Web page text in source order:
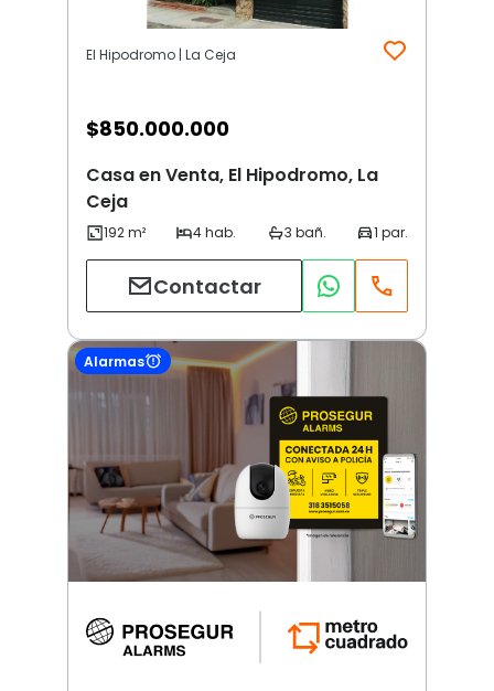
El Hipodromo | La Ceja
$850.000.000
Casa en Venta, El Hipodromo, La
Ceja
Contactar
Alarmas